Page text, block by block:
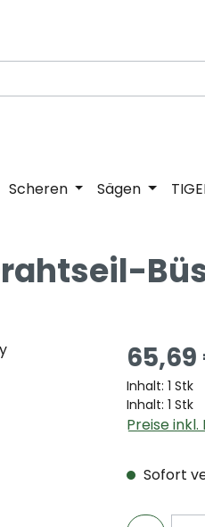
Scheren Sägen
Inhalt: 1 Stk
Inhalt: 1 Stk
Preise
Sofort